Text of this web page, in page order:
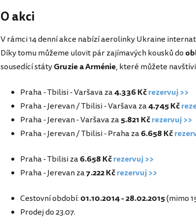
O akci
V rámci 14 denní akce nabízí aerolinky Ukraine
Díky tomu můžeme ulovit pár zajímavých kousků do
sousedící státyGruzie a Arménie, které můžete
Praha - Tbilisi - Varšava za4.336 Kčrezervuj >>
Praha - Jerevan / Tbilisi - Varšava za4.745 Kč
Praha - Jerevan - Varšava za5.821 Kčrezervuj >>
Praha - Jerevan / Tbilisi - Praha za6.658 Kč
Praha - Tbilisi za6.658 Kčrezervuj >>
Praha - Jerevan za7.222 Kčrezervuj >>
Cestovní období: 01.10.2014 - 28.02.2015(mimo
Prodej do 23.07.